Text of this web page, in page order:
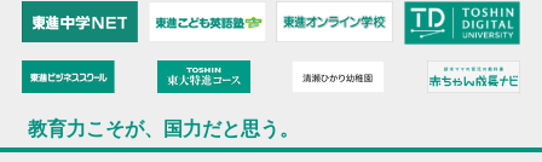
教育力こそが、国力だと思う。